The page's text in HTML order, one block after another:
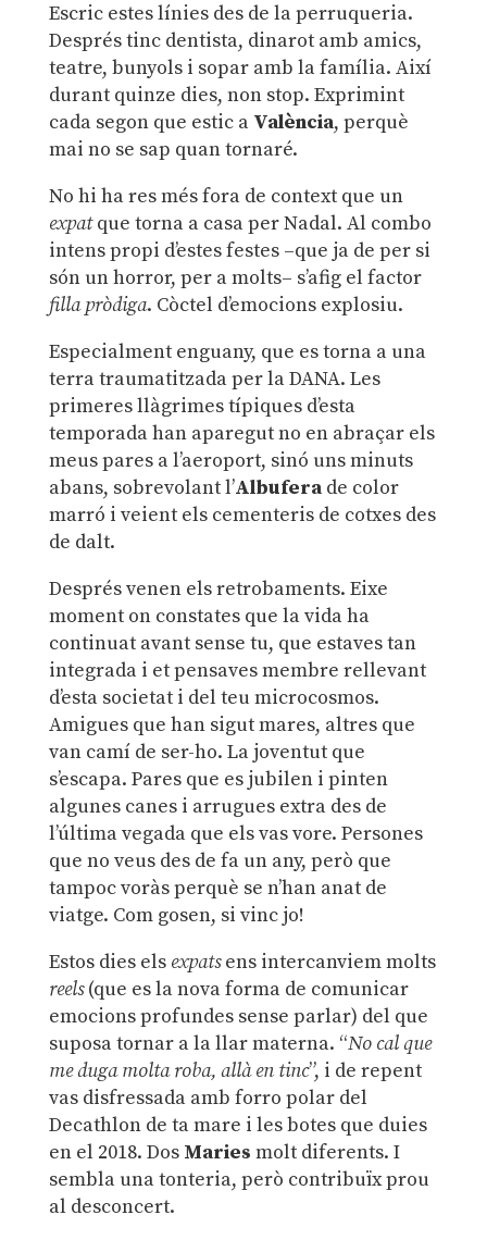
Escric estes línies des de la perruqueria.
Després tinc dentista, dinarot amb amics,
teatre, bunyols i sopar amb la família. Així
durant quinze dies, non stop. Exprimint
cada segon que estic a València, perquè
mai no se sap quan tornaré.
No hi ha res més fora de context que un
expatque torna a casa per Nadal. Al combo
intens propi d’estes festes ­–que ja de per si
són un horror, per a molts– s’afig el factor
filla pròdiga. Còctel d’emocions explosiu.
Especialment enguany, que es torna a una
terra traumatitzada per la DANA. Les
primeres llàgrimes típiques d’esta
temporada han aparegut no en abraçar els
meus pares a l’aeroport, sinó uns minuts
abans, sobrevolant l’Albuferade color
marró i veient els cementeris de cotxes des
de dalt.
Després venen els retrobaments. Eixe
moment on constates que la vida ha
continuat avant sense tu, que estaves tan
integrada i et pensaves membre rellevant
d’esta societat i del teu microcosmos.
Amigues que han sigut mares, altres que
van camí de ser-ho. La joventut que
s’escapa. Pares que es jubilen i pinten
algunes canes i arrugues extra des de
l’última vegada que els vas vore. Persones
que no veus des de fa un any, però que
tampoc voràs perquè se n’han anat de
viatge. Com gosen, si vinc jo!
Estos dies els expatsens intercanviem molts
reels(que es la nova forma de comunicar
emocions profundes sense parlar) del que
suposa tornar a la llar materna. “No cal que
me duga molta roba, allà en tinc”, i de repent
vas disfressada amb forro polar del
Decathlon de ta mare i les botes que duies
en el 2018. Dos Maries molt diferents. I
sembla una tonteria, però contribuïx prou
al desconcert.